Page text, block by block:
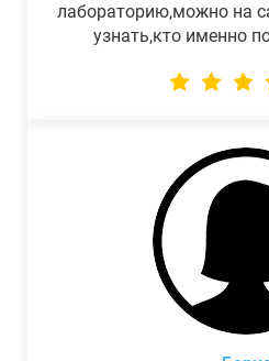
лабораторию,можно на
узнать,кто именно